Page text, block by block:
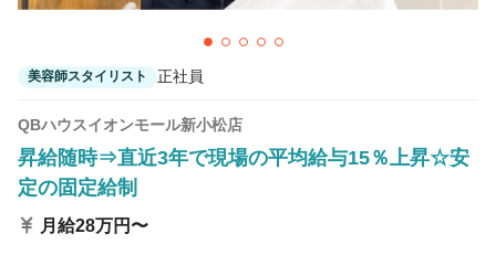
美容師スタイリスト 正社員
QBハウスイオンモール新小松店
昇給随時⇒直近3年で現場の平均給与15％上昇☆安
定の固定給制
月給28万円〜